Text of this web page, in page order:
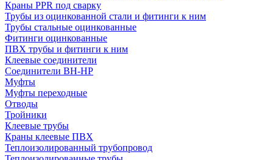
Краны PPR под сварку
Трубы из оцинкованной стали и фитинги к ним
Трубы стальные оцинкованные
Фитинги оцинкованные
ПВХ трубы и фитинги к ним
Клеевые соединители
Соединители ВН-НР
Муфты
Муфты переходные
Отводы
Тройники
Клеевые трубы
Краны клеевые ПВХ
Теплоизолированный трубопровод